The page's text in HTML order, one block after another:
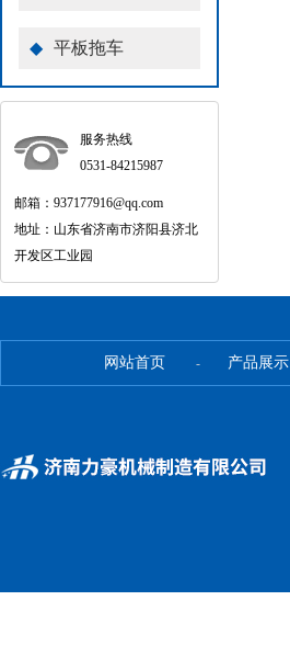
◆ 平板拖车
服务热线
0531-84215987
邮箱：937177916@qq.com
地址：山东省济南市济阳县济北
开发区工业园
网站首页 - 产品展示